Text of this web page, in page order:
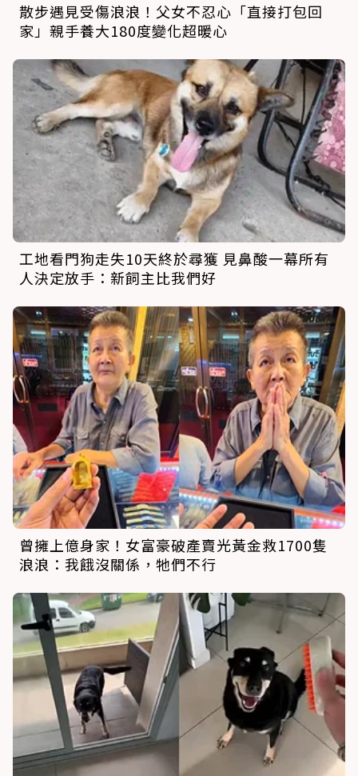
散步遇見受傷浪浪！父女不忍心「直接打包回
家」親手養大180度變化超暖心
工地看門狗走失10天終於尋獲 見鼻酸一幕所有
人決定放手：新飼主比我們好
曾擁上億身家！女富豪破產賣光黃金救1700隻
浪浪：我餓沒關係，牠們不行